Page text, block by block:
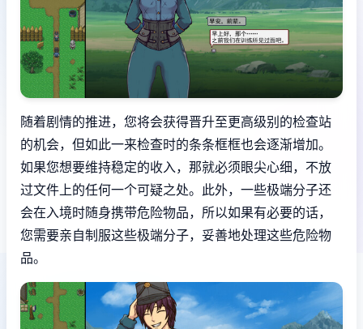
随着剧情的推进，您将会获得晋升至更高级别的检查站
的机会，但如此一来检查时的条条框框也会逐渐增加。
如果您想要维持稳定的收入，那就必须眼尖心细，不放
过文件上的任何一个可疑之处。此外，一些极端分子还
会在入境时随身携带危险物品，所以如果有必要的话，
您需要亲自制服这些极端分子，妥善地处理这些危险物
品。